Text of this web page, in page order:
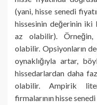
(yani, hisse senedi
hissesinin değerinin iki
az olabilir).
olabilir. Opsiyonların
oynaklığıyla artar,
hissedarlardan daha
olabilir. Ampirik
firmalarının hisse